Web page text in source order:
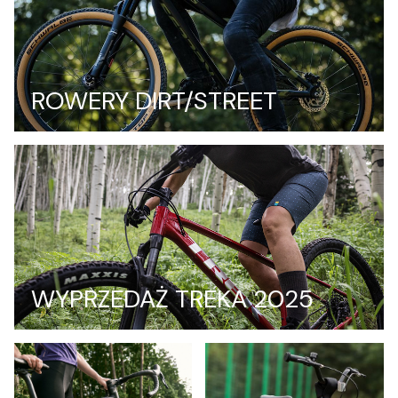
ROWERY DIRT/STREET
WYPRZEDAŻ TREKA 2025